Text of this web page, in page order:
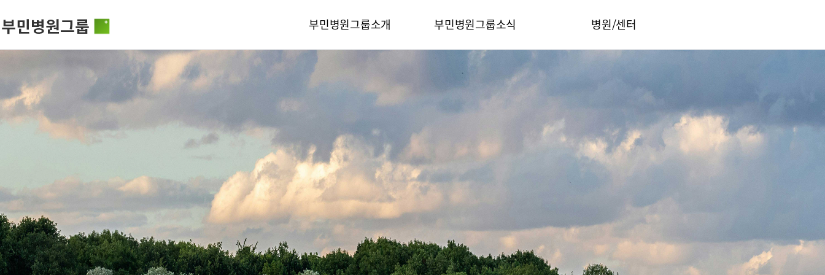
부민병원그룹소개
비전과 핵심가치
부민스토리
이사장소개
HSS 글로벌 얼라이언스
연혁
조직도
오시는길
의료진 소개
외래진료 안내
부민병원그룹소식
후원안내
언론보도
입찰공고
공고
매거진:BLOG
부민병원 40주년 역사관
병원/센터
해운대부민병원
구포부민병원
부민 프레스티지 라이프케어센터 마곡
전체메뉴
부민병원그룹소개 비전과 핵심가치 부민스토리
HI
HSS 글로벌 얼라이언스
연혁 조직도
오시는길
의료진 소개
외래진료 안내
부민병원그룹소식 사회공헌 후원안내 언론보도
건강토크
입찰공고
공고 매거진:BLOG 부민병원 40주년 역사관